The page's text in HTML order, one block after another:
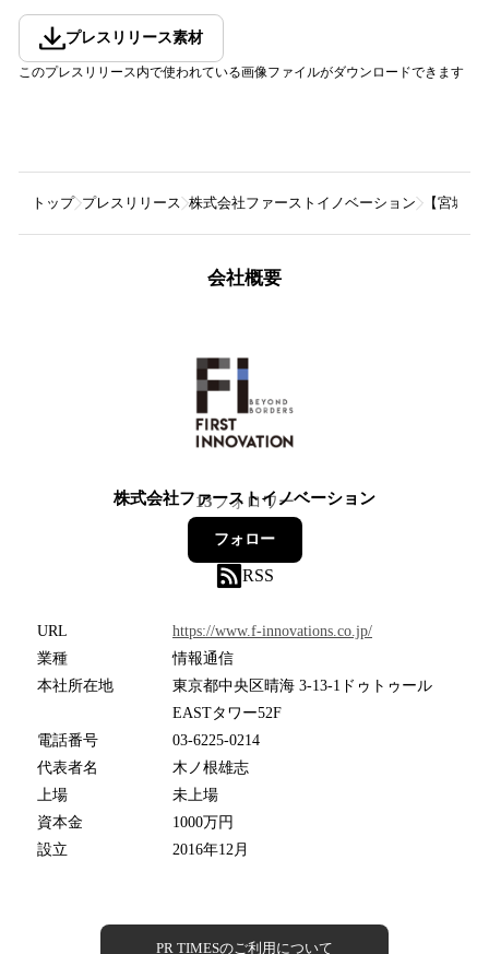
プレスリリース素材
このプレスリリース内で使われている画像ファイルがダウンロードできます
トップ プレスリリース 株式会社ファーストイノベーション 【宮城
会社概要
株式会社ファーストイノベーション
13フォロワー
フォロー
RSS
URL
https://www.f-innovations.co.jp/
業種
情報通信
本社所在地
東京都中央区晴海 3-13-1ドゥトゥール
EASTタワー52F
電話番号
03-6225-0214
代表者名
木ノ根雄志
上場
未上場
資本金
1000万円
設立
2016年12月
PR TIMESのご利用について